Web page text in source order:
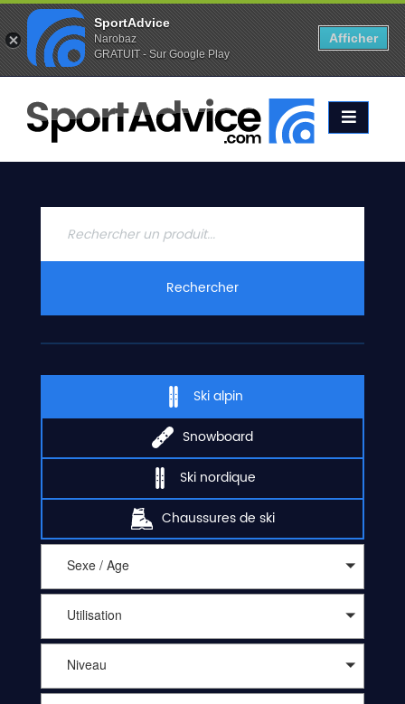
Favoris (0) Alertes (0)
ACCUEIL
SKIS
2020
CONTACT
Rechercher
Ski alpin
Snowboard
Ski nordique
Chaussures de ski
Sexe / Age
Utilisation
Niveau
SportAdvice
Narobaz
GRATUIT - Sur Google Play
Afficher